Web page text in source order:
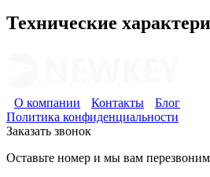
Технические
О компании Контакты
Блог
Политика конфиденциальности
Заказать звонок
Оставьте номер и мы вам